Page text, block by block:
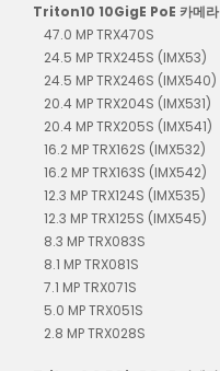
Triton10 10GigE PoE 카메라
47.0 MP TRX470S
24.5 MP TRX245S (IMX53)
24.5 MP TRX246S (IMX540)
20.4 MP TRX204S (IMX531)
20.4 MP TRX205S (IMX541)
16.2 MP TRX162S (IMX532)
16.2 MP TRX163S (IMX542)
12.3 MP TRX124S (IMX535)
12.3 MP TRX125S (IMX545)
8.3 MP TRX083S
8.1 MP TRX081S
7.1 MP TRX071S
5.0 MP TRX051S
2.8 MP TRX028S